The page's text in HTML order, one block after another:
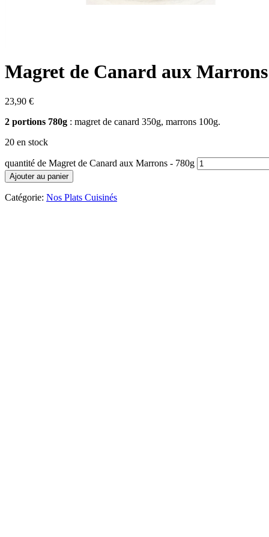
Magret de Canard aux Marrons
23,90 €
2 portions 780g : magret de canard 350g, marrons 100g.
20 en stock
quantité de Magret de Canard aux Marrons - 780g
Ajouter au panier
Catégorie: Nos Plats Cuisinés